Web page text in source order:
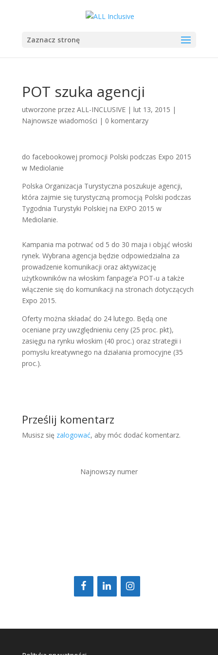
Zaznacz stronę
POT szuka agencji
utworzone przez ALL-INCLUSIVE| lut 13, 2015 |
Najnowsze wiadomości | 0 komentarzy
do facebookowej promocji Polski podczas Expo 2015
w Mediolanie
Polska Organizacja Turystyczna poszukuje agencji,
która zajmie się turystyczną promocją Polski podczas
Tygodnia Turystyki Polskiej na EXPO 2015 w
Mediolanie.
Kampania ma potrwać od 5 do 30 maja i objąć włoski
rynek. Wybrana agencja będzie odpowiedzialna za
prowadzenie komunikacji oraz aktywizację
użytkowników na włoskim fanpage’a POT-u a także
włączenie się do komunikacji na stronach dotyczących
Expo 2015.
Oferty można składać do 24 lutego. Będą one
oceniane przy uwzględnieniu ceny (25 proc. pkt),
zasięgu na rynku włoskim (40 proc.) oraz strategii i
pomysłu kreatywnego na działania promocyjne (35
proc.).
Prześlij komentarz
Musisz się zalogować, aby móc dodać komentarz.
Najnowszy numer